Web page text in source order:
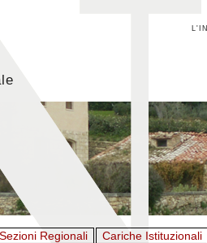
Sezioni Regionali Cariche Istituzionali